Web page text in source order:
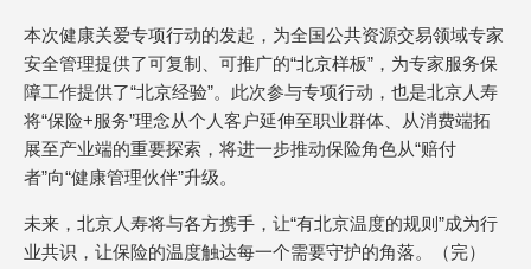
本次健康关爱专项行动的发起，为全国公共资源交易领域专家
安全管理提供了可复制、可推广的“北京样板”，为专家服务保
障工作提供了“北京经验”。此次参与专项行动，也是北京人寿
将“保险+服务”理念从个人客户延伸至职业群体、从消费端拓
展至产业端的重要探索，将进一步推动保险角色从“赔付
者”向“健康管理伙伴”升级。
未来，北京人寿将与各方携手，让“有北京温度的规则”成为行
业共识，让保险的温度触达每一个需要守护的角落。（完）